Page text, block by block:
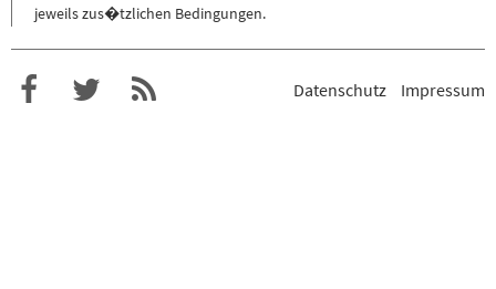
jeweils zus�tzlichen Bedingungen.
Datenschutz Impressum